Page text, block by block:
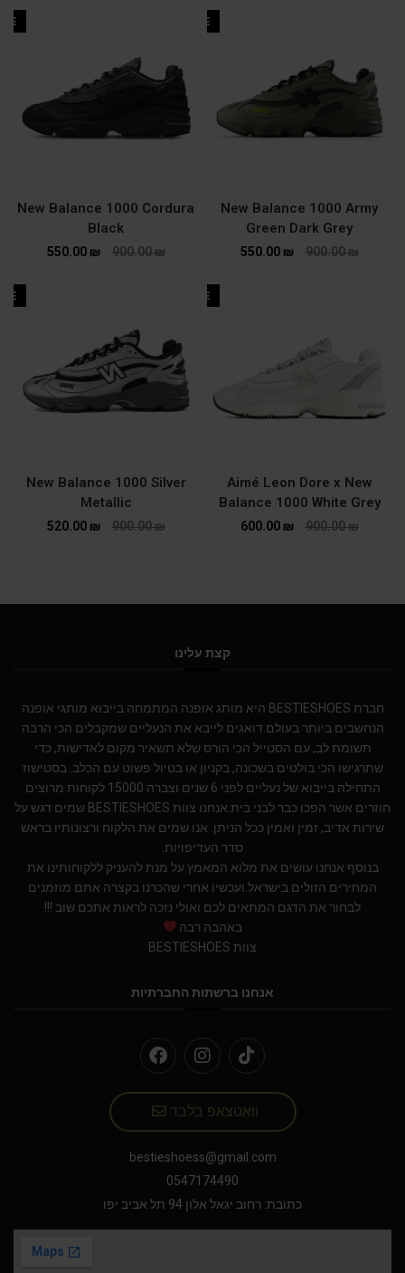
SALE
New Balance 1000 Army
Green Dark Grey
900.00₪
550.00 ₪
New Balance 1000 Cordura
Black
900.00₪
550.00 ₪
SALE
Aimé Leon Dore x New
Balance 1000 White Grey
900.00₪
600.00 ₪
New Balance 1000 Silver
Metallic
900.00₪
520.00 ₪
קצת עלינו
חברת BESTIESHOES היא מותג אופנה המתמחה בייבוא מותגי אופנה
הנחשבים ביותר בעולם.דואגים לייבא את הנעליים שמקבלים הכי הרבה
תשומת לב, עם הסטייל הכי הורס שלא תשאיר מקום לאדישות, כדי
שתרגישו הכי בולטים בשכונה, בקניון או בטיול פשוט עם הכלב. בסטישוז
התחילה בייבוא של נעליים לפני 6 שנים וצברה 15000 לקוחות מרוצים
חוזרים אשר הפכו כבר לבני בית.אנחנו צוות BESTIESHOES שמים דגש על
שירות אדיב, זמין ואמין ככל הניתן. אנו שמים את הלקוח ורצונותיו בראש
סדר העדיפויות.
בנוסף אנחנו עושים את מלוא המאמץ על מנת להעניק ללקוחותינו את
המחירים הזולים בישראל.ועכשיו אחרי שהכרנו בקצרה אתם מוזמנים
לבחור את הדגם המתאים לכם ואולי נזכה לראות אתכם שוב !!!
באהבה רבה
צוות BESTIESHOES
אנחנו ברשתות החברתיות
וואטצאפ בלבד
bestieshoess@gmail.com
0547174490
כתובת: רחוב יגאל אלון 94 תל אביב יפו